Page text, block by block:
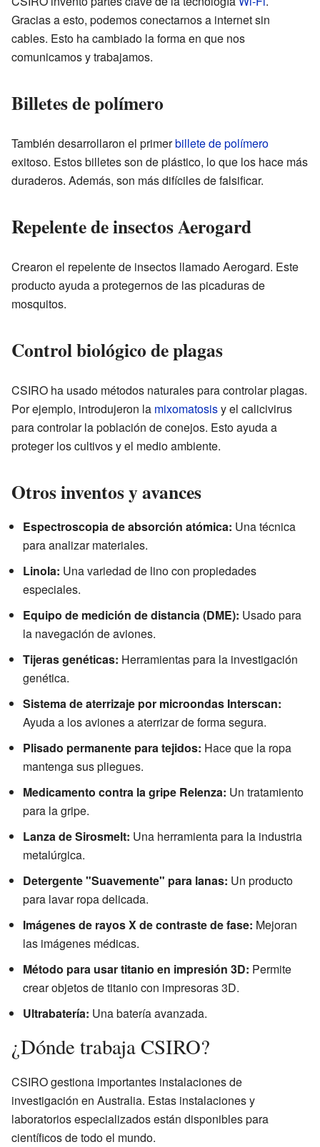
Gracias a esto, podemos conectarnos a internet sin
cables. Esto ha cambiado la forma en que nos
comunicamos y trabajamos.
Billetes de polímero
También desarrollaron el primerbillete de polímero
exitoso. Estos billetes son de plástico, lo que los hace más
duraderos. Además, son más difíciles de falsificar.
Repelente de insectos Aerogard
Crearon el repelente de insectos llamado Aerogard. Este
producto ayuda a protegernos de las picaduras de
mosquitos.
Control biológico de plagas
CSIRO ha usado métodos naturales para controlar plagas.
Por ejemplo, introdujeron la mixomatosisy el calicivirus
para controlar la población de conejos. Esto ayuda a
proteger los cultivos y el medio ambiente.
Otros inventos y avances
Espectroscopia de absorción atómica: Una técnica
para analizar materiales.
Linola: Una variedad de lino con propiedades
especiales.
Equipo de medición de distancia (DME): Usado para
la navegación de aviones.
Tijeras genéticas: Herramientas para la investigación
genética.
Sistema de aterrizaje por microondas Interscan:
Ayuda a los aviones a aterrizar de forma segura.
Plisado permanente para tejidos: Hace que la ropa
mantenga sus pliegues.
Medicamento contra la gripe Relenza: Un tratamiento
para la gripe.
Lanza de Sirosmelt: Una herramienta para la industria
metalúrgica.
Detergente "Suavemente" para lanas: Un producto
para lavar ropa delicada.
Imágenes de rayos X de contraste de fase: Mejoran
las imágenes médicas.
Método para usar titanio en impresión 3D: Permite
crear objetos de titanio con impresoras 3D.
Ultrabatería: Una batería avanzada.
¿Dónde trabaja CSIRO?
CSIRO gestiona importantes instalaciones de
investigación en Australia. Estas instalaciones y
laboratorios especializados están disponibles para
científicos de todo el mundo.